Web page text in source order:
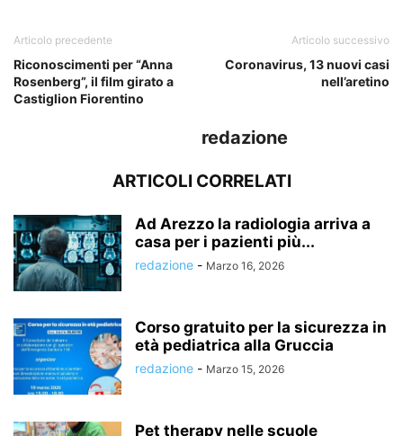
Articolo precedente
Riconoscimenti per “Anna
Rosenberg”, il film girato a
Castiglion Fiorentino
Articolo successivo
Coronavirus, 13 nuovi casi
nell’aretino
redazione
ARTICOLI CORRELATI
Ad Arezzo la radiologia arriva a
casa per i pazienti più...
redazione - Marzo 16, 2026
Corso gratuito per la sicurezza in
età pediatrica alla Gruccia
redazione - Marzo 15, 2026
Pet therapy nelle scuole